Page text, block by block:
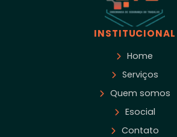
INSTITUCIONAL
Home
Serviços
Quem somos
Esocial
Contato